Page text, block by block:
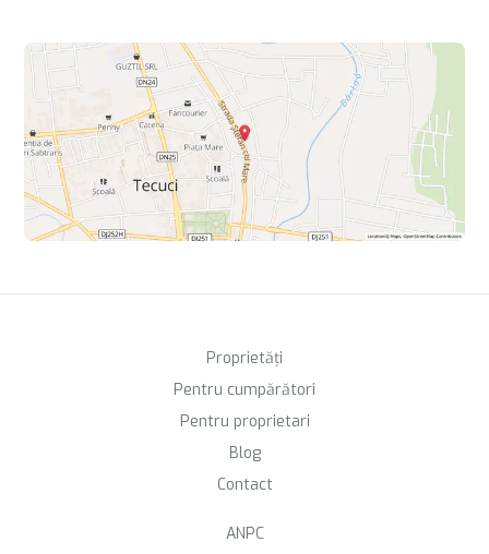
Proprietăți
Pentru cumpărători
Pentru proprietari
Blog
Contact
ANPC